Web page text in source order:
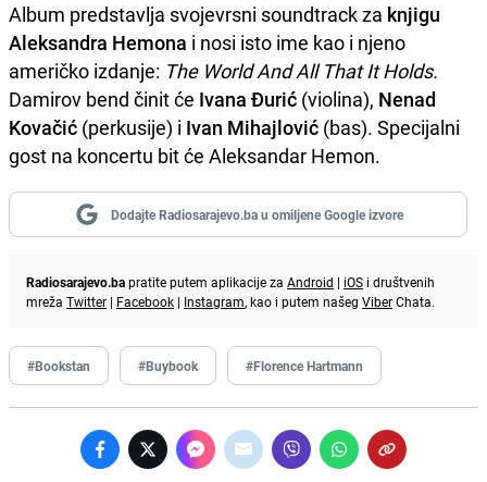
Album predstavlja svojevrsni soundtrack za knjigu
Aleksandra Hemona i nosi isto ime kao i njeno
američko izdanje: The World And All That It Holds.
Damirov bend činit će Ivana Đurić (violina), Nenad
Kovačić (perkusije) i Ivan Mihajlović (bas). Specijalni
gost na koncertu bit će Aleksandar Hemon.
Dodajte Radiosarajevo.ba u omiljene Google izvore
Radiosarajevo.bapratite putem aplikacije za Android | iOS i društvenih
mreža Twitter | Facebook | Instagram, kao i putem našeg ViberChata.
#Bookstan #Buybook #Florence Hartmann